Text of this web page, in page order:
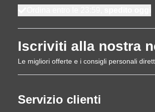
Iscriviti alla nostra
Le migliori offerte e i consigli personali
Servizio clienti